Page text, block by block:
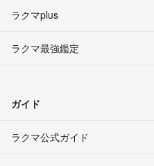
ラクマplus
ラクマ最強鑑定
ガイド
ラクマ公式ガイド